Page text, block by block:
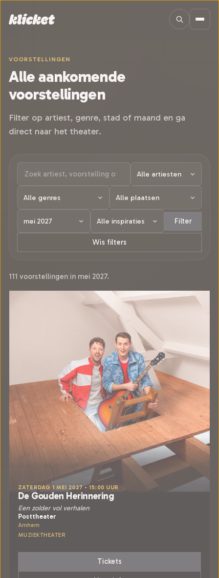
VOORSTELLINGEN
Alle aankomende
voorstellingen
Filter op artiest, genre, stad of maand en ga
direct naar het theater.
Filter
Wis filters
111 voorstellingen in mei 2027.
ZATERDAG 1 MEI 2027 • 15:00 UUR
De Gouden Herinnering
Een zolder vol verhalen
Posttheater
Arnhem
MUZIEKTHEATER
Tickets